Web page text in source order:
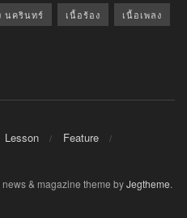
นครินทร์ เนื้อร้อง เนื้อเพลง
Lesson
Feature
& magazine theme byJegtheme.